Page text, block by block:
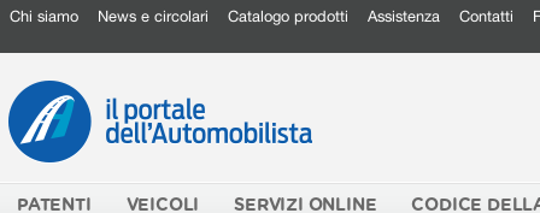
Chi siamo News e circolari Catalogo prodotti Assistenza Contatti
PATENTI VEICOLI SERVIZI ONLINE CODICE